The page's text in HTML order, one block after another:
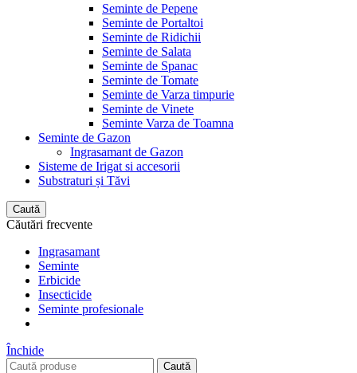
Seminte de Pepene
Seminte de Portaltoi
Seminte de Ridichii
Seminte de Salata
Seminte de Spanac
Seminte de Tomate
Seminte de Varza timpurie
Seminte de Vinete
Seminte Varza de Toamna
Seminte de Gazon
Ingrasamant de Gazon
Sisteme de Irigat si accesorii
Substraturi și Tăvi
Caută
Căutări frecvente
Ingrasamant
Seminte
Erbicide
Insecticide
Seminte profesionale
Închide
Caută